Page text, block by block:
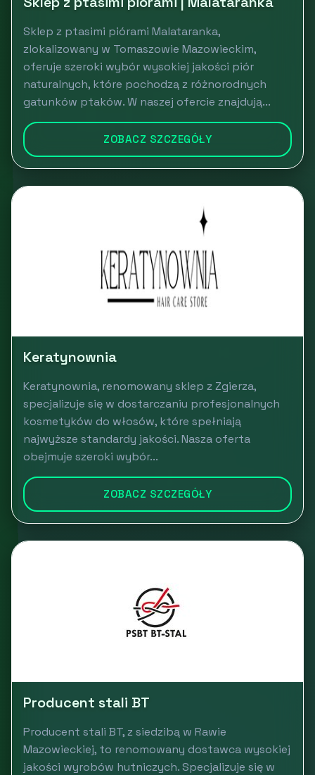
Sklep z ptasimi piórami Malataranka,
zlokalizowany w Tomaszowie Mazowieckim,
oferuje szeroki wybór wysokiej jakości piór
naturalnych, które pochodzą z różnorodnych
gatunków ptaków. W naszej ofercie znajdują...
ZOBACZ SZCZEGÓŁY
Keratynownia
Keratynownia, renomowany sklep z Zgierza,
specjalizuje się w dostarczaniu profesjonalnych
kosmetyków do włosów, które spełniają
najwyższe standardy jakości. Nasza oferta
obejmuje szeroki wybór...
ZOBACZ SZCZEGÓŁY
Producent stali BT
Producent stali BT, z siedzibą w Rawie
Mazowieckiej, to renomowany dostawca wysokiej
jakości wyrobów hutniczych. Specjalizuje się w